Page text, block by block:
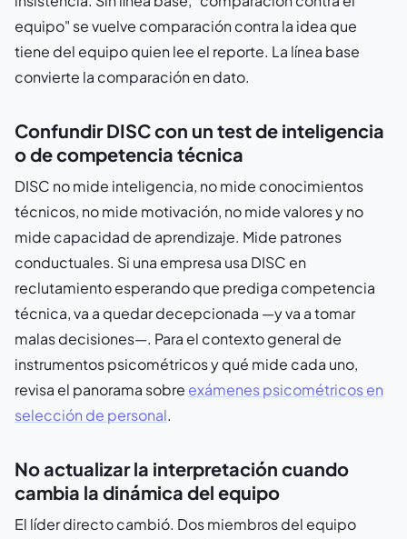
equipo" se vuelve comparación contra la idea que
tiene del equipo quien lee el reporte. La línea base
convierte la comparación en dato.
Confundir DISC con un test de inteligencia
o de competencia técnica
DISC no mide inteligencia, no mide conocimientos
técnicos, no mide motivación, no mide valores y no
mide capacidad de aprendizaje. Mide patrones
conductuales. Si una empresa usa DISC en
reclutamiento esperando que prediga competencia
técnica, va a quedar decepcionada —y va a tomar
malas decisiones—. Para el contexto general de
instrumentos psicométricos y qué mide cada uno,
revisa el panorama sobre exámenes psicométricos en
selección de personal.
No actualizar la interpretación cuando
cambia la dinámica del equipo
El líder directo cambió. Dos miembros del equipo